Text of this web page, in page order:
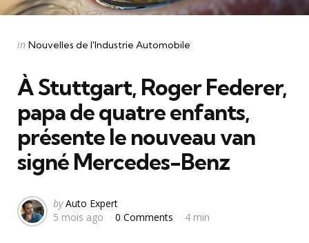
Categories
Posted
in Nouvelles de l'Industrie Automobile
À Stuttgart, Roger Federer,
papa de quatre enfants,
présente le nouveau van
signé Mercedes-Benz
Posted
by
by Auto Expert
5 mois ago
0 Comments 4 min